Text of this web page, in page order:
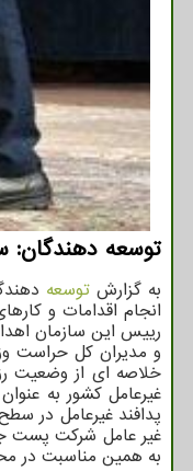
توسعه دهندگان:
به گزارش توسعه
انجام اقدامات و
و مدیران کل حراست
خلاصه ای از وضعیت
غیرعامل کشور به
پدافند غیرعامل در سطح
به همین مناسبت در